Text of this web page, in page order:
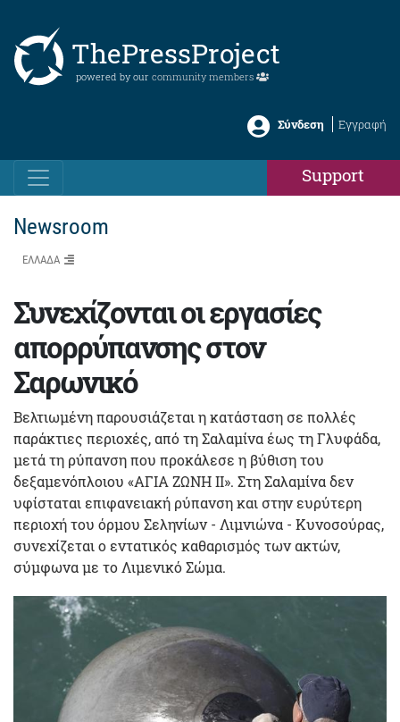
ThePressProject
powered by our community members
Σύνδεση Εγγραφή
Support
Newsroom
ΕΛΛΑΔΑ
Συνεχίζονται οι εργασίες
απορρύπανσης στον
Σαρωνικό
Βελτιωμένη παρουσιάζεται η κατάσταση σε πολλές
παράκτιες περιοχές, από τη Σαλαμίνα έως τη Γλυφάδα,
μετά τη ρύπανση που προκάλεσε η βύθιση του
δεξαμενόπλοιου «ΑΓΙΑ ΖΩΝΗ ΙΙ». Στη Σαλαμίνα δεν
υφίσταται επιφανειακή ρύπανση και στην ευρύτερη
περιοχή του όρμου Σεληνίων - Λιμνιώνα - Κυνοσούρας,
συνεχίζεται ο εντατικός καθαρισμός των ακτών,
σύμφωνα με το Λιμενικό Σώμα.